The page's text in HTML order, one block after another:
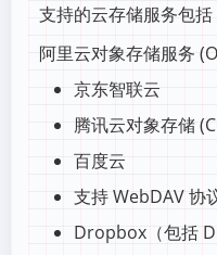
支持的云存储服务包括
阿里云对象存储服务
京东智联云
腾讯云对象存储
百度云
支持 WebDAV 协
Dropbox（包括